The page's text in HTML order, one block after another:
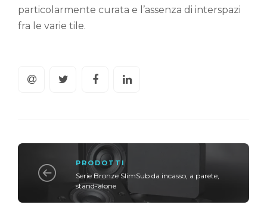
particolarmente curata e l’assenza di interspazi
fra le varie tile.
PRODOTTI
Serie Bronze SlimSub da incasso, a parete,
stand-alone